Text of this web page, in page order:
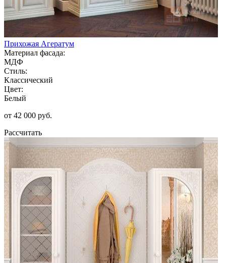
Прихожая Агератум
Материал фасада:
МДФ
Стиль:
Классический
Цвет:
Белый
от 42 000 руб.
Рассчитать